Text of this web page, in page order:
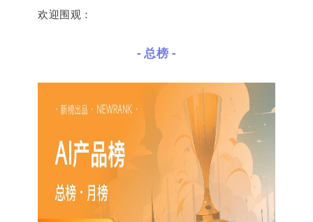
欢迎围观：
- 总榜 -